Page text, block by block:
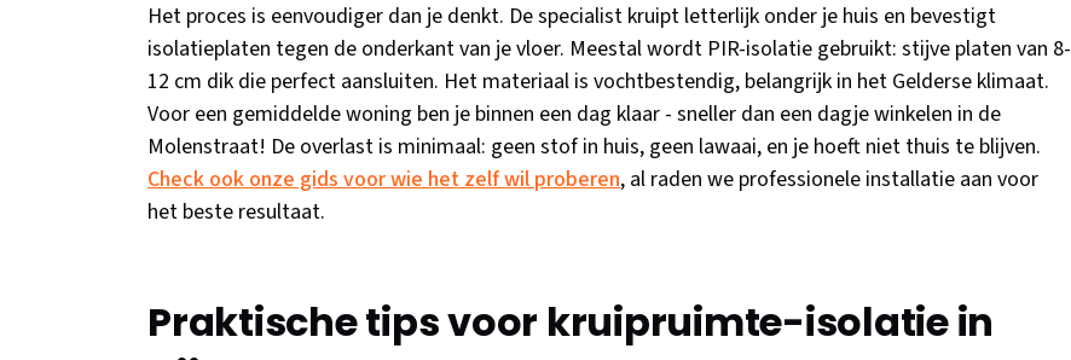
Het proces is eenvoudiger dan je denkt. De specialist kruipt letterlijk onder je huis en bevestigt
isolatieplaten tegen de onderkant van je vloer. Meestal wordt PIR-isolatie gebruikt: stijve platen van 8-
12 cm dik die perfect aansluiten. Het materiaal is vochtbestendig, belangrijk in het Gelderse klimaat.
Voor een gemiddelde woning ben je binnen een dag klaar - sneller dan een dagje winkelen in de
Molenstraat! De overlast is minimaal: geen stof in huis, geen lawaai, en je hoeft niet thuis te blijven.
Check ook onze gids voor wie het zelf wil proberen, al raden we professionele installatie aan voor
het beste resultaat.
Praktische tips voor kruipruimte-isolatie in